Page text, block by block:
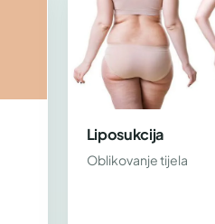
Liposukcija
Oblikovanje tijela